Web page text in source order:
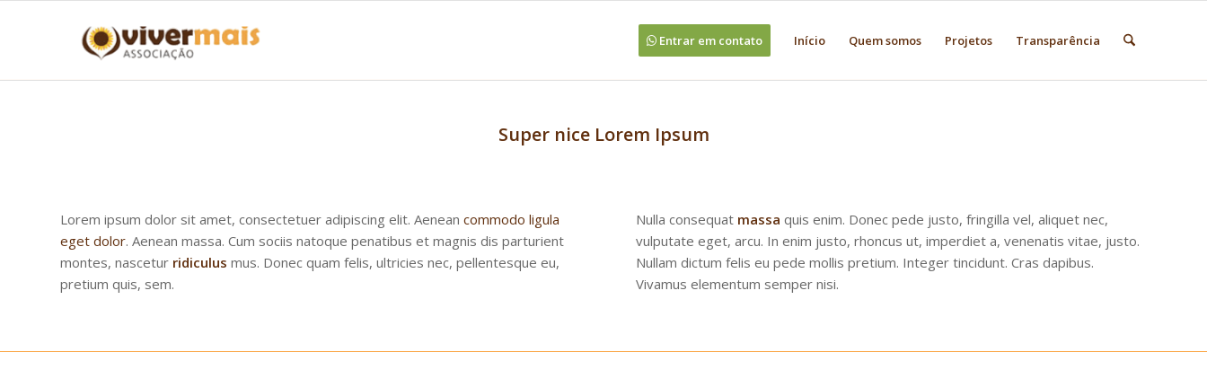
Entrar em contato Início Quem somos Projetos Transparência
Super nice Lorem Ipsum
Lorem ipsum dolor sit amet, consectetuer adipiscing elit. Aenean commodo ligula
eget dolor. Aenean massa. Cum sociis natoque penatibus et magnis dis parturient
montes, nascetur ridiculus mus. Donec quam felis, ultricies nec, pellentesque eu,
pretium quis, sem.
Nulla consequat massa quis enim. Donec pede justo, fringilla vel, aliquet nec,
vulputate eget, arcu. In enim justo, rhoncus ut, imperdiet a, venenatis vitae, justo.
Nullam dictum felis eu pede mollis pretium. Integer tincidunt. Cras dapibus.
Vivamus elementum semper nisi.